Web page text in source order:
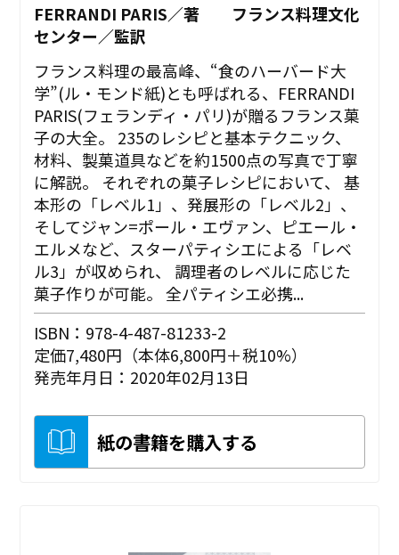
FERRANDI PARIS／著 フランス料理文化
センター／監訳
フランス料理の最高峰、“食のハーバード大
学”(ル・モンド紙)とも呼ばれる、FERRANDI
PARIS(フェランディ・パリ)が贈るフランス菓
子の大全。 235のレシピと基本テクニック、
材料、製菓道具などを約1500点の写真で丁寧
に解説。 それぞれの菓子レシピにおいて、 基
本形の「レベル1」、発展形の「レベル2」、
そしてジャン=ポール・エヴァン、ピエール・
エルメなど、スターパティシエによる「レベ
ル3」が収められ、 調理者のレベルに応じた
菓子作りが可能。 全パティシエ必携...
ISBN：978-4-487-81233-2
定価7,480円（本体6,800円＋税10%）
発売年月日：2020年02月13日
紙の書籍を購入する